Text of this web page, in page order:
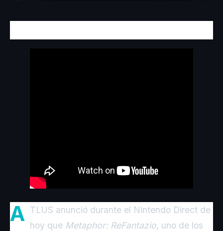
A TLUS anunció durante el Nintendo Direct de
hoy que Metaphor: ReFantazio, uno de los